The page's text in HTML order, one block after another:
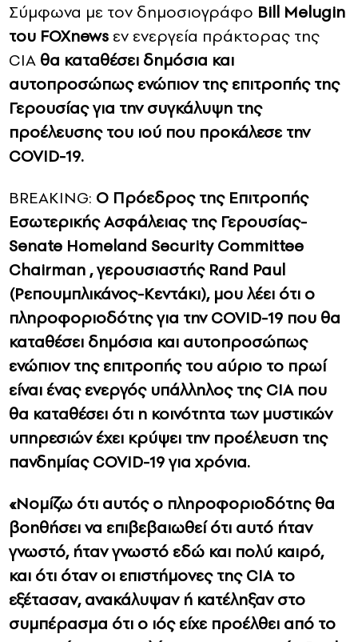
Σύμφωνα με τον δημοσιογράφο Bill Melugin
του FOXnews εν ενεργεία πράκτορας της
CIA θα καταθέσει δημόσια και
αυτοπροσώπως ενώπιον της επιτροπής της
Γερουσίας για την συγκάλυψη της
προέλευσης του ιού που προκάλεσε την
COVID-19.
BREAKING: Ο Πρόεδρος της Επιτροπής
Εσωτερικής Ασφάλειας της Γερουσίας-
Senate Homeland Security Committee
Chairman , γερουσιαστής Rand Paul
(Ρεπουμπλικάνος-Κεντάκι), μου λέει ότι ο
πληροφοριοδότης για την COVID-19 που θα
καταθέσει δημόσια και αυτοπροσώπως
ενώπιον της επιτροπής του αύριο το πρωί
είναι ένας ενεργός υπάλληλος της CIA που
θα καταθέσει ότι η κοινότητα των μυστικών
υπηρεσιών έχει κρύψει την προέλευση της
πανδημίας COVID-19 για χρόνια.
«Νομίζω ότι αυτός ο πληροφοριοδότης θα
βοηθήσει να επιβεβαιωθεί ότι αυτό ήταν
γνωστό, ήταν γνωστό εδώ και πολύ καιρό,
και ότι όταν οι επιστήμονες της CIA το
εξέτασαν, ανακάλυψαν ή κατέληξαν στο
συμπέρασμα ότι ο ιός είχε προέλθει από το